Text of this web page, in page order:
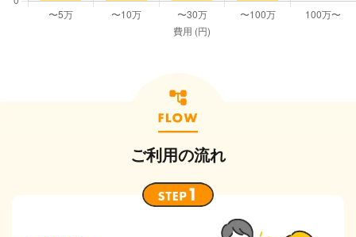
ご利用の流れ